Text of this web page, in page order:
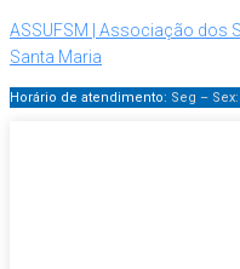
ASSUFSM | Associação dos
Santa Maria
Horário de atendimento: Seg –